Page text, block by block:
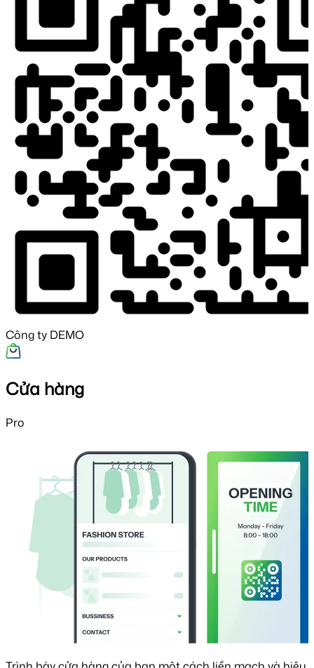
Công ty DEMO
Cửa hàng
Pro